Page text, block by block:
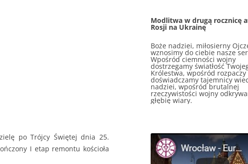
po Trójcy Świętej dnia 25.
I etap remontu kościoła
Modlitwa w drugą rocznicę
Rosji na Ukrainę
Boże nadziei, miłosierny
wznosimy do ciebie nasze
Wpośród ciemności wojny
dostrzegamy światłość
Królestwa, wpośród rozpaczy
doświadczamy tajemnicy
nadziei, wpośród brutalnej
rzeczywistości wojny
głębię wiary.